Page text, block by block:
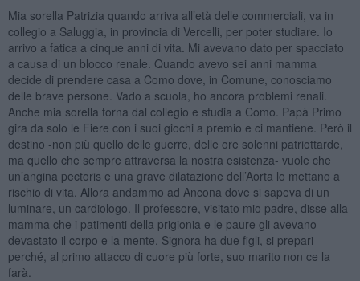
Mia sorella Patrizia quando arriva all’età delle commerciali, va in
collegio a Saluggia, in provincia di Vercelli, per poter studiare. Io
arrivo a fatica a cinque anni di vita. Mi avevano dato per spacciato
a causa di un blocco renale. Quando avevo sei anni mamma
decide di prendere casa a Como dove, in Comune, conosciamo
delle brave persone. Vado a scuola, ho ancora problemi renali.
Anche mia sorella torna dal collegio e studia a Como. Papà Primo
gira da solo le Fiere con i suoi giochi a premio e ci mantiene. Però il
destino -non più quello delle guerre, delle ore solenni patriottarde,
ma quello che sempre attraversa la nostra esistenza- vuole che
un’angina pectoris e una grave dilatazione dell’Aorta lo mettano a
rischio di vita. Allora andammo ad Ancona dove si sapeva di un
luminare, un cardiologo. Il professore, visitato mio padre, disse alla
mamma che i patimenti della prigionia e le paure gli avevano
devastato il corpo e la mente. Signora ha due figli, si prepari
perché, al primo attacco di cuore più forte, suo marito non ce la
farà.